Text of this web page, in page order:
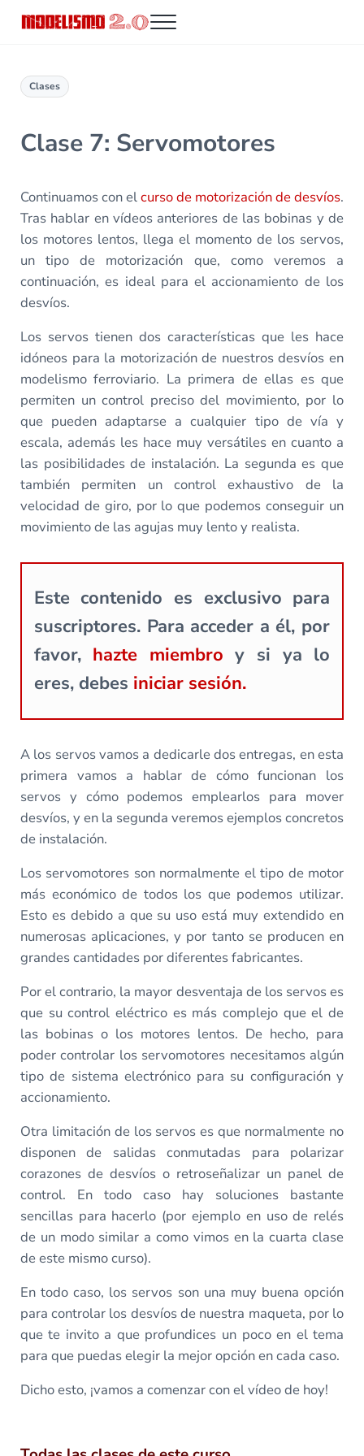
Menu
Clases
Clase 7: Servomotores
Continuamos con elcurso de motorización de desvíos.
Tras hablar en vídeos anteriores de las bobinas y de
los motores lentos, llega el momento de los servos,
un tipo de motorización que, como veremos a
continuación, es ideal para el accionamiento de los
desvíos.
Los servos tienen dos características que les hace
idóneos para la motorización de nuestros desvíos en
modelismo ferroviario. La primera de ellas es que
permiten un control preciso del movimiento, por lo
que pueden adaptarse a cualquier tipo de vía y
escala, además les hace muy versátiles en cuanto a
las posibilidades de instalación. La segunda es que
también permiten un control exhaustivo de la
velocidad de giro, por lo que podemos conseguir un
movimiento de las agujas muy lento y realista.
Este contenido es exclusivo para
suscriptores. Para acceder a él, por
favor, hazte miembro y si ya lo
eres, debes iniciar sesión.
A los servos vamos a dedicarle dos entregas, en esta
primera vamos a hablar de cómo funcionan los
servos y cómo podemos emplearlos para mover
desvíos, y en la segunda veremos ejemplos concretos
de instalación.
Los servomotores son normalmente el tipo de motor
más económico de todos los que podemos utilizar.
Esto es debido a que su uso está muy extendido en
numerosas aplicaciones, y por tanto se producen en
grandes cantidades por diferentes fabricantes.
Por el contrario, la mayor desventaja de los servos es
que su control eléctrico es más complejo que el de
las bobinas o los motores lentos. De hecho, para
poder controlar los servomotores necesitamos algún
tipo de sistema electrónico para su configuración y
accionamiento.
Otra limitación de los servos es que normalmente no
disponen de salidas conmutadas para polarizar
corazones de desvíos o retroseñalizar un panel de
control. En todo caso hay soluciones bastante
sencillas para hacerlo (por ejemplo en uso de relés
de un modo similar a como vimos en la cuarta clase
de este mismo curso).
En todo caso, los servos son una muy buena opción
para controlar los desvíos de nuestra maqueta, por lo
que te invito a que profundices un poco en el tema
para que puedas elegir la mejor opción en cada caso.
Dicho esto, ¡vamos a comenzar con el vídeo de hoy!